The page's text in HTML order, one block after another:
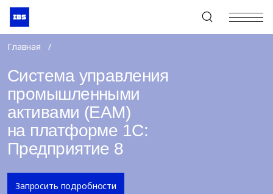
+7 (495) 967-80-80
Главная
Система управления
промышленными
активами (EAM)
на платформе 1С:
Предприятие 8
Запросить подробности